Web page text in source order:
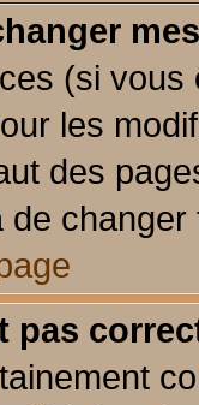
(si
les
des
pas